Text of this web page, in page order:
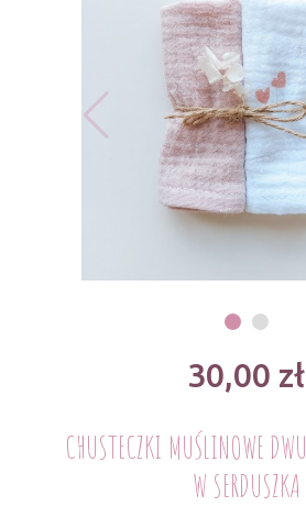
CHUSTECZKI MUŚLINOWE
W SERDUSZKA
30,00 zł